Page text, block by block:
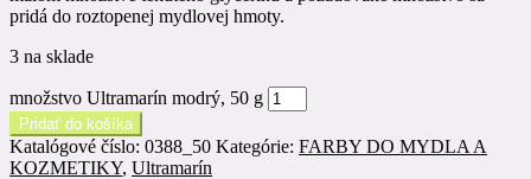
pridá do roztopenej mydlovej hmoty.
3 na sklade
množstvo Ultramarín modrý, 50 g
Pridať do košíka
Katalógové číslo: 0388_50 Kategórie: FARBY DO MYDLA A
KOZMETIKY, Ultramarín